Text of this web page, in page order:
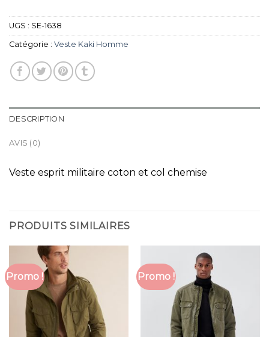
UGS : SE-1638
Catégorie : Veste Kaki Homme
DESCRIPTION
AVIS (0)
Veste esprit militaire coton et col chemise
PRODUITS SIMILAIRES
Promo ! Promo !